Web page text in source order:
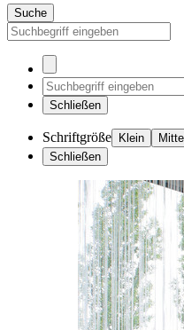
Suche
Schließen
Schriftgröße Klein
Schließen